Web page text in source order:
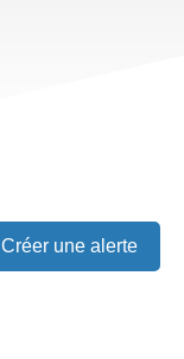
Créer une alerte